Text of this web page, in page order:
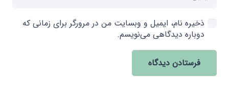
ذخیره نام، ایمیل و وبسایت من در مرورگر برای زمانی که
دوباره دیدگاهی می‌نویسم.
فرستادن دیدگاه